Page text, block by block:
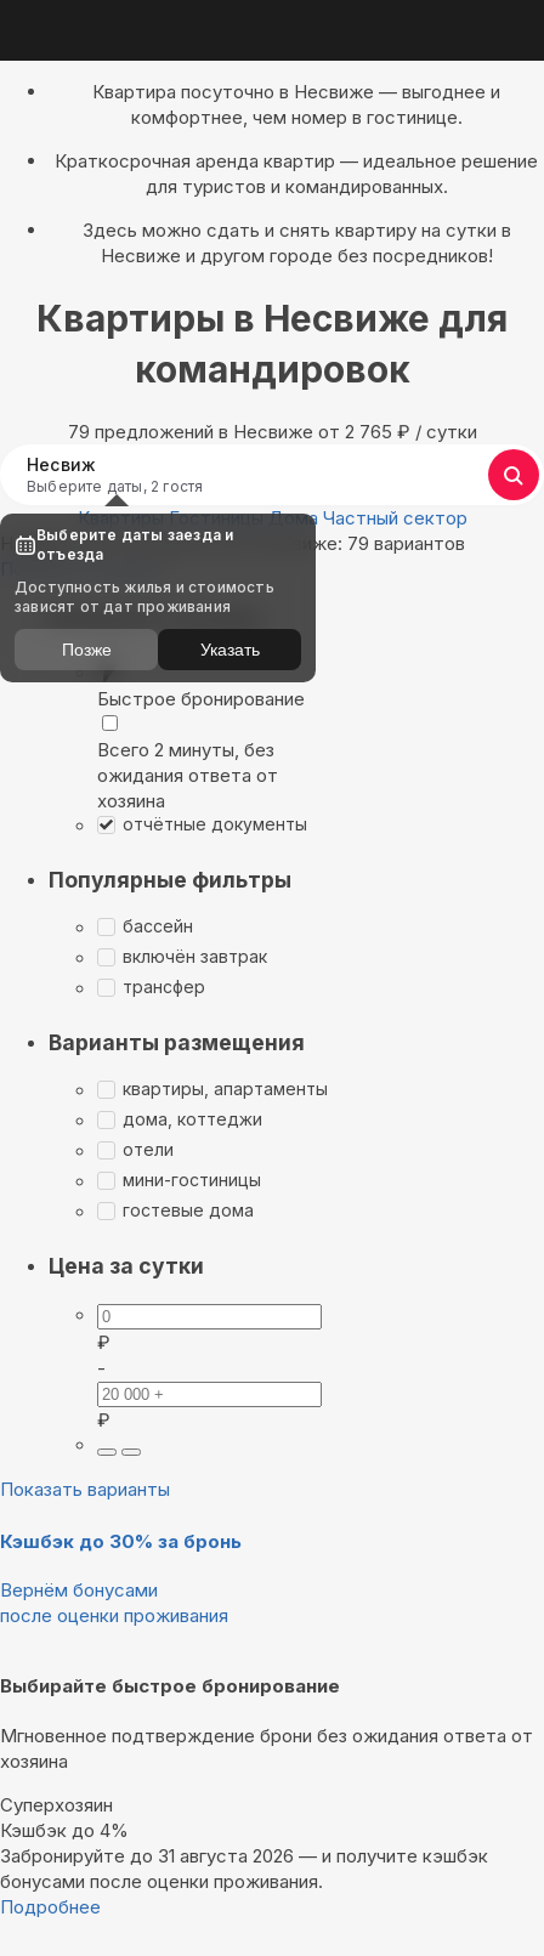
Квартира посуточно в Несвиже — выгоднее и
комфортнее, чем номер в гостинице.
Краткосрочная аренда квартир — идеальное решение
для туристов и командированных.
Здесь можно сдать и снять квартиру на сутки в
Несвиже и другом городе без посредников!
Квартиры в Несвиже для
командировок
79 предложений в Несвиже oт 2 765 ₽ / сутки
Несвиж
Выберите даты, 2 гостя
Квартиры Гостиницы Дома Частный сектор
Найдём, где остановиться в Несвиже: 79 вариантов
Показать на карте
Выбирайте лучшее
Быстрое бронирование
Всего 2 минуты, без
ожидания ответа от
хозяина
отчётные документы
Популярные фильтры
бассейн
включён завтрак
трансфер
Варианты размещения
квартиры, апартаменты
дома, коттеджи
отели
мини-гостиницы
гостевые дома
Цена за сутки
₽
-
₽
Показать варианты
Кэшбэк до 30% за бронь
Вернём бонусами
после оценки проживания
Выбирайте быстрое бронирование
Мгновенное подтверждение брони без ожидания ответа от
хозяина
Суперхозяин
Кэшбэк до 4%
Забронируйте до 31 августа 2026 — и получите кэшбэк
бонусами после оценки проживания.
Подробнее
Выберите даты заезда и
отъезда
Доступность жилья и стоимость
зависят от дат проживания
Позже Указать